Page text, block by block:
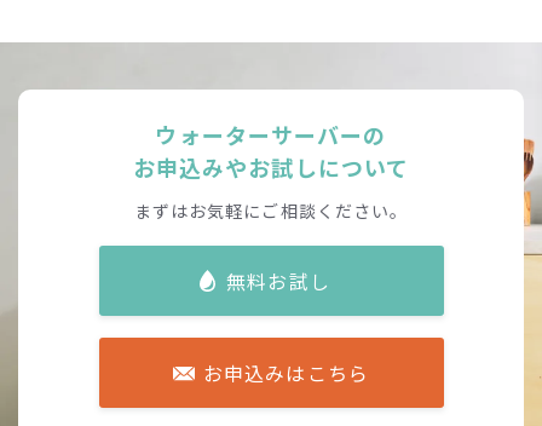
ウォーターサーバーの
お申込みやお試しについて
まずはお気軽にご相談ください。
無料お試し
お申込みはこちら